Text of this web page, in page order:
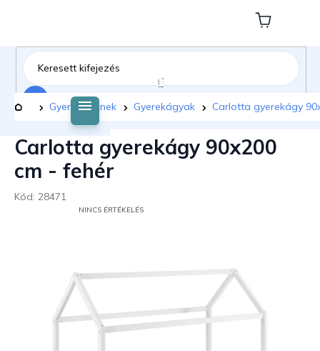
tartalomhoz
Kosár
Kezdőlap
Gyermekeknek Gyerekágyak Carlotta gyerekágy
Carlotta gyerekágy 90x200
cm - fehér
Kód: 28471
CSILLAG.
NINCS ÉRTÉKELÉS